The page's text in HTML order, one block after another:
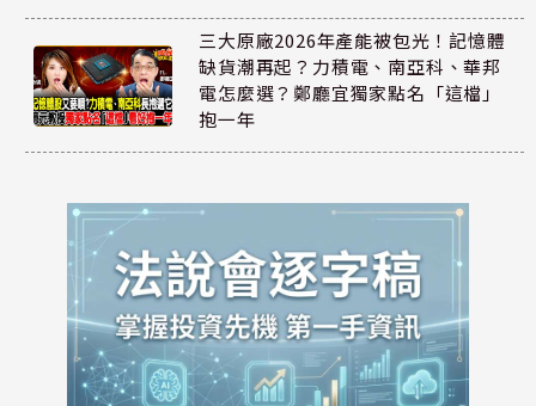
三大原廠2026年產能被包光！記憶體
缺貨潮再起？力積電、南亞科、華邦
電怎麼選？鄭廳宜獨家點名「這檔」
抱一年